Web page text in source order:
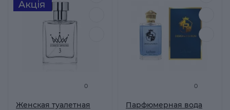
0
Женская туалетная
0
Парфюмерная вода